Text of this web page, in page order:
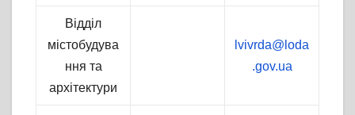
Відділ
містобудува
ння та
архітектури
lvivrda@loda
.gov.ua